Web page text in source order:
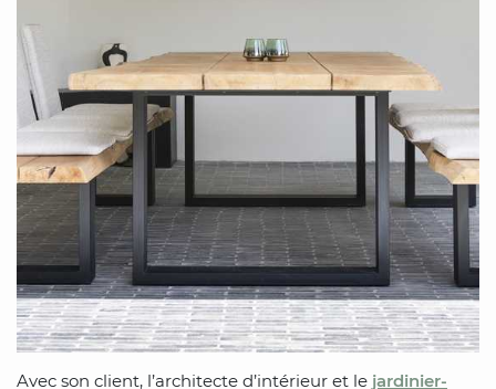
Avec son client, l’architecte d’intérieur et le jardinier-